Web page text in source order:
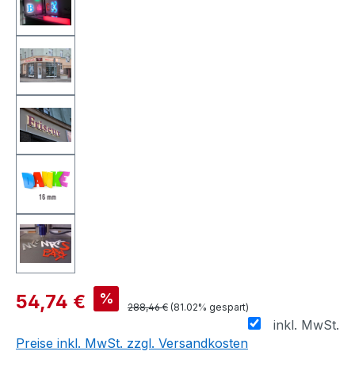
54,74 € %
288,46 € (81.02% gespart)
inkl. MwSt.
Preise inkl. MwSt. zzgl. Versandkosten